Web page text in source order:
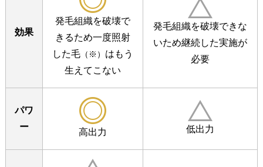
効果
発毛組織を破壊で
きるため一度照射
した毛（※） はもう
生えてこない
発毛組織を破壊できな
いため継続した実施が
必要
パワ
ー
高出力 低出力